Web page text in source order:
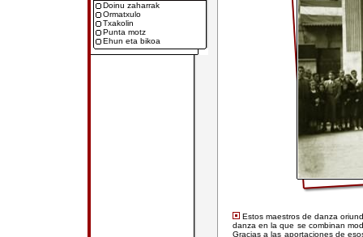
Doinu zaharrak
Ormatxulo
Txakolin
Punta motz
Ehun eta bikoa
Estos maestros de danza
danza en la que se combinan
Gracias a las aportaciones de